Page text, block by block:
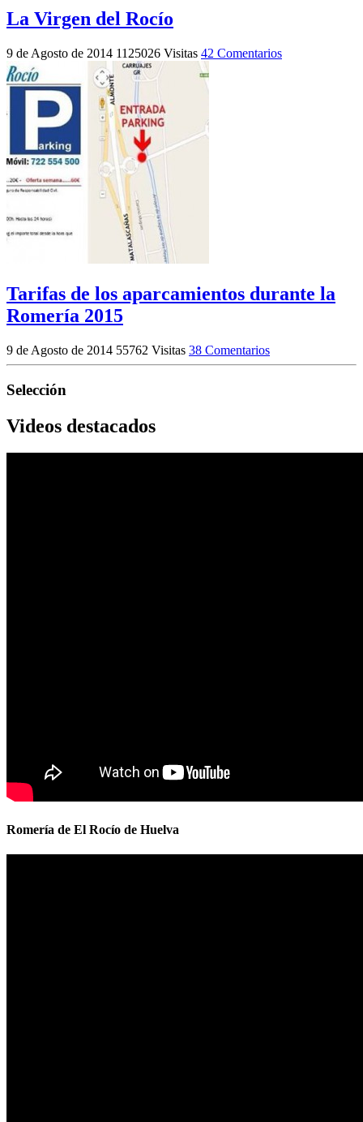
La Virgen del Rocío
9 de Agosto de 2014 1125026 Visitas 42 Comentarios
Tarifas de los aparcamientos durante la
Romería 2015
9 de Agosto de 2014 55762 Visitas 38 Comentarios
Selección
Videos destacados
Romería de El Rocío de Huelva